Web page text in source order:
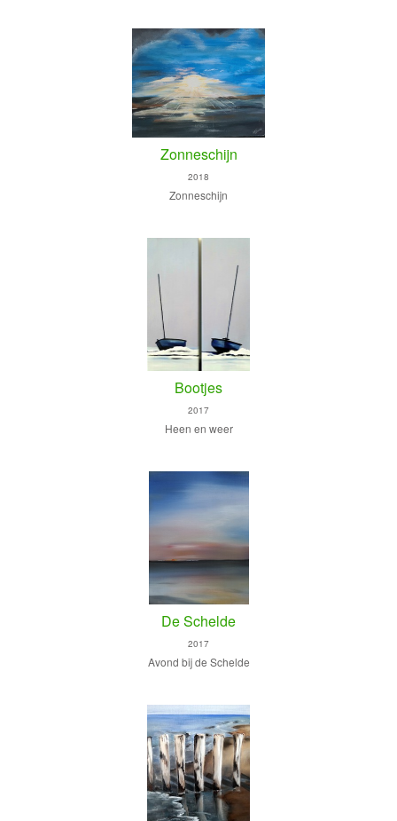
Zonneschijn
2018
Zonneschijn
Bootjes
2017
Heen en weer
De Schelde
2017
Avond bij de Schelde